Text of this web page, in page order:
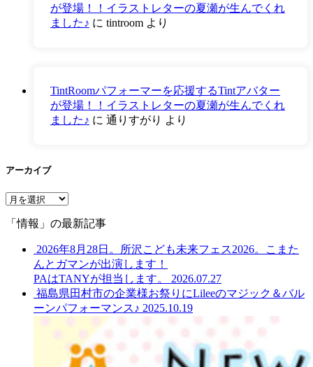
が登場！！イラストレターの夏瀬が生んでくれ
ました♪ に tintroom より
TintRoomパフォーマーを応援するTintアバター
が登場！！イラストレターの夏瀬が生んでくれ
ました♪ に 通りすがり より
アーカイブ
ア
カ「情報」の最新記事
2026年8月28日。所沢こども未来フェス2026。こまた
んとガマンが出演します！
PAはTANYが担当します。
2026.07.27
福島県田村市の企業様お祭りにLileeのマジック＆バル
ーンパフォーマンス♪ 2025.10.19